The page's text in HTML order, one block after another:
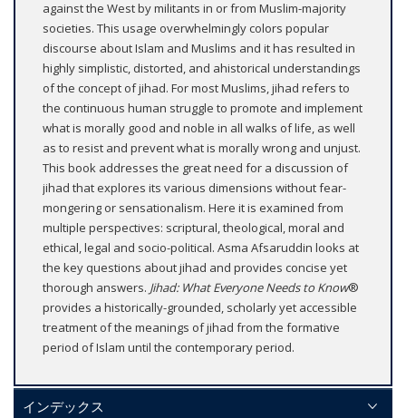
against the West by militants in or from Muslim-majority
societies. This usage overwhelmingly colors popular
discourse about Islam and Muslims and it has resulted in
highly simplistic, distorted, and ahistorical understandings
of the concept of jihad. For most Muslims, jihad refers to
the continuous human struggle to promote and implement
what is morally good and noble in all walks of life, as well
as to resist and prevent what is morally wrong and unjust.
This book addresses the great need for a discussion of
jihad that explores its various dimensions without fear-
mongering or sensationalism. Here it is examined from
multiple perspectives: scriptural, theological, moral and
ethical, legal and socio-political. Asma Afsaruddin looks at
the key questions about jihad and provides concise yet
thorough answers. Jihad: What Everyone Needs to Know®
provides a historically-grounded, scholarly yet accessible
treatment of the meanings of jihad from the formative
period of Islam until the contemporary period.
インデックス